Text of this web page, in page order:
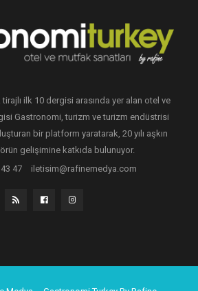
tirajlı ilk 10 dergisi arasında yer alan otel ve
Gastronomi, turizm ve turizm endüstrisi
bir platform yaratarak, 20 yılı aşkın
gelişimine katkıda bulunuyor.
47
iletisim@rafinemedya.com